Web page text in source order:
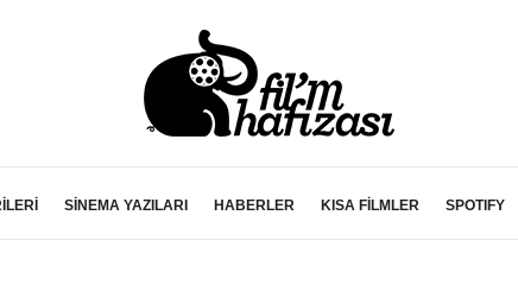
SİNEMA YAZILARI HABERLER KISA FİLMLER SPOTIFY